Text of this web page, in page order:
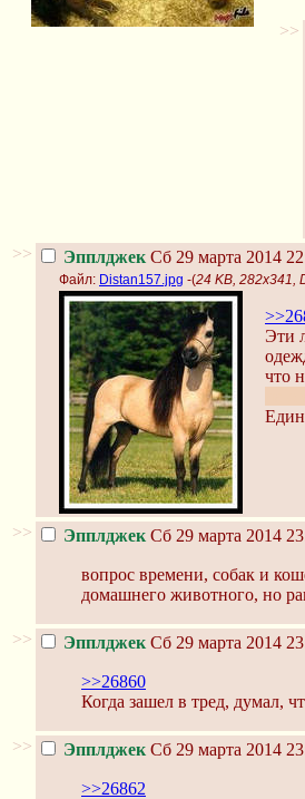
>>
>> Эпплджек Сб 29 марта 2014
Файл: Distan157.jpg -(24 KB, 282x341,
Эти
что
>> Эпплджек Сб 29 марта 2014
вопрос времени, собак и
домашнего животного, но
>> Эпплджек Сб 29 марта 2014
>>26860
Когда зашел в тред, думал,
>> Эпплджек Сб 29 марта 2014
>>26862